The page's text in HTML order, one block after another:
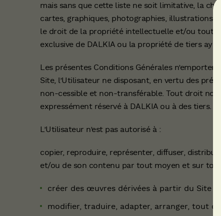
mais sans que cette liste ne soit limitative, la
cartes, graphiques, photographies, illustrations,
le droit de la propriété intellectuelle et/ou tout
exclusive de DALKIA ou la propriété de tiers
Les présentes Conditions Générales
Site, l’Utilisateur ne disposant, en vertu des
non-cessible et non-transférable. Tout droit
expressément réservé à DALKIA ou à des tiers.
L’Utilisateur n’est pas autorisé à :
copier, reproduire, représenter, diffuser,
et/ou de son contenu par tout moyen et sur
créer des œuvres dérivées à partir du Site
modifier, traduire, adapter, arranger, tout